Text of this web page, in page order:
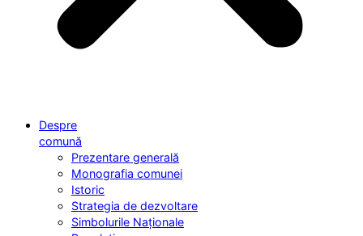
Despre
comună
Prezentare generală
Monografia comunei
Istoric
Strategia de dezvoltare
Simbolurile Naționale